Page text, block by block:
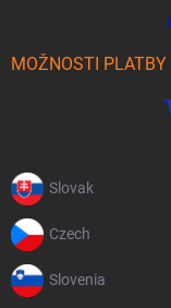
MOŽNOSTI PLATBY
Slovak
Czech
Slovenia